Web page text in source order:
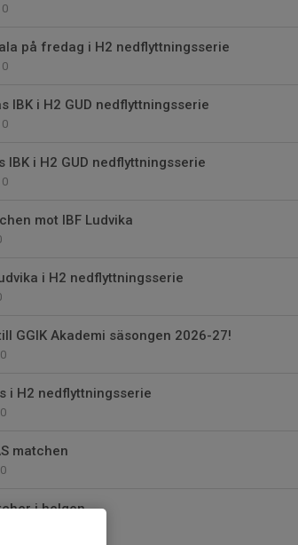
0
på fredag i H2 nedflyttningsserie
0
IBK i H2 GUD nedflyttningsserie
0
IBK i H2 GUD nedflyttningsserie
0
mot IBF Ludvika
i H2 nedflyttningsserie
GGIK Akademi säsongen 2026-27!
0
i H2 nedflyttningsserie
0
matchen
0
i helgen